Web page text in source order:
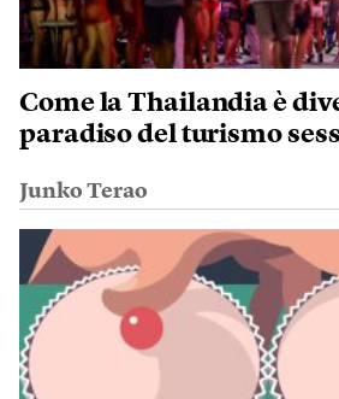
Come la Thailandia è
paradiso del turismo
Junko Terao